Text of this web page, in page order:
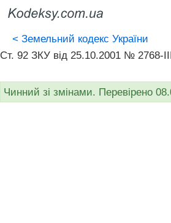
< Земельний кодекс України
Ст. 92 ЗКУ від 25.10.2001 № 2768-
Чинний зі змінами. Перевірено